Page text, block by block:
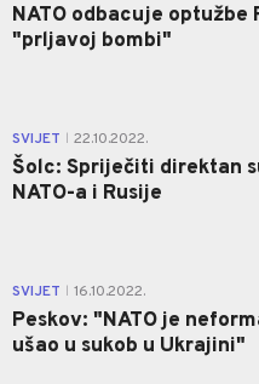
NATO odbacuje optužbe
"prljavoj bombi"
SVIJET 22.10.2022.
Šolc: Spriječiti direktan
NATO-a i Rusije
SVIJET 16.10.2022.
Peskov: "NATO je
ušao u sukob u Ukrajini"